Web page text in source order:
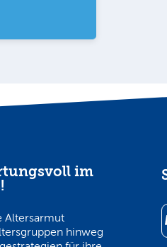
im
Altersarmut
hinweg